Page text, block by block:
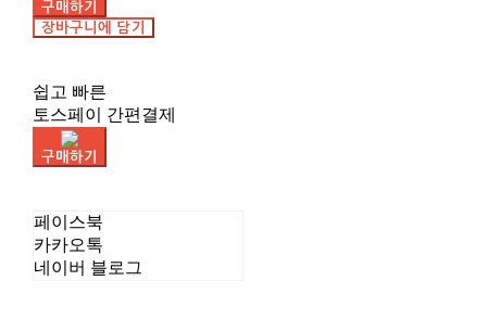
구매하기
장바구니에 담기
쉽고 빠른
토스페이 간편결제
구매하기
페이스북
카카오톡
네이버 블로그